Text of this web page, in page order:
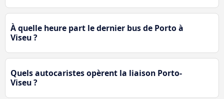
À quelle heure part le dernier bus de Porto à
Viseu ?
Quels autocaristes opèrent la liaison Porto-
Viseu ?